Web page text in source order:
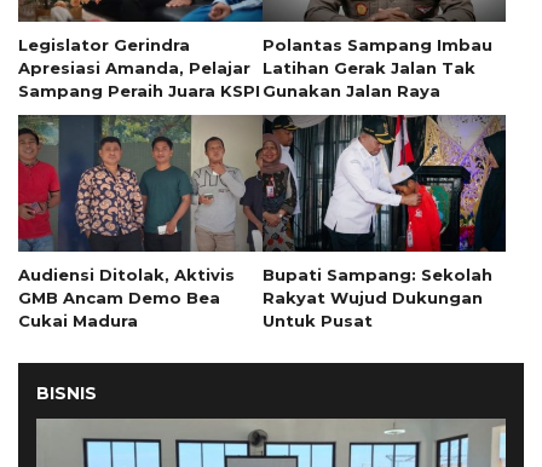
Legislator Gerindra
Apresiasi Amanda, Pelajar
Sampang Peraih Juara KSPI
Polantas Sampang Imbau
Latihan Gerak Jalan Tak
Gunakan Jalan Raya
Audiensi Ditolak, Aktivis
GMB Ancam Demo Bea
Cukai Madura
Bupati Sampang: Sekolah
Rakyat Wujud Dukungan
Untuk Pusat
BISNIS